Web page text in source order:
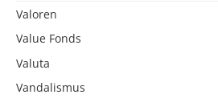
Valoren
Value Fonds
Valuta
Vandalismus